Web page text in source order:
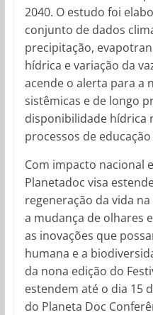
2040. O estudo foi
conjunto de dados
precipitação,
hídrica e variação da
acende o alerta para a
sistêmicas e de longo
disponibilidade hídrica
processos de
Com impacto nacional
Planetadoc visa
regeneração da vida
a mudança de olhares
as inovações que
humana e a
da nona edição do
estendem até o dia 15
do Planeta Doc